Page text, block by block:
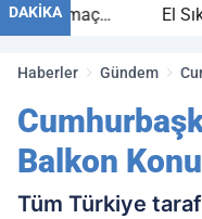
DAKİKA
maç
El
Haberler Gündem
Balkon
Tüm Türkiye